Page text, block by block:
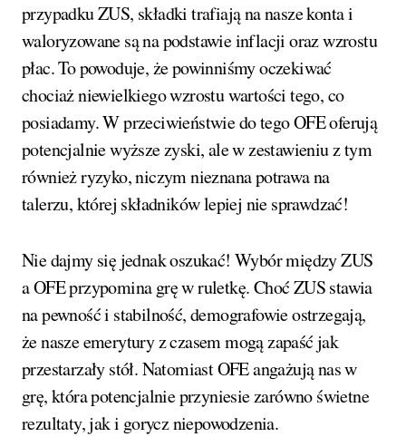
przypadku ZUS, składki trafiają na nasze konta i
waloryzowane są na podstawie inflacji oraz wzrostu
płac. To powoduje, że powinniśmy oczekiwać
chociaż niewielkiego wzrostu wartości tego, co
posiadamy. W przeciwieństwie do tego OFE oferują
potencjalnie wyższe zyski, ale w zestawieniu z tym
również ryzyko, niczym nieznana potrawa na
talerzu, której składników lepiej nie sprawdzać!
Nie dajmy się jednak oszukać! Wybór między ZUS
a OFE przypomina grę w ruletkę. Choć ZUS stawia
na pewność i stabilność, demografowie ostrzegają,
że nasze emerytury z czasem mogą zapaść jak
przestarzały stół. Natomiast OFE angażują nas w
grę, która potencjalnie przyniesie zarówno świetne
rezultaty, jak i gorycz niepowodzenia.